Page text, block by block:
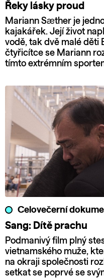
Řeky lásky proud
Mariann Sæther je
kajakářek. Její život
vodě, tak dvě malé děti
čtyřicítce se Mariann
tímto extrémním
Celovečerní
Sang: Dítě prachu
Podmanivý film plný
vietnamského muže,
na okraji společnosti
setkat se poprvé se